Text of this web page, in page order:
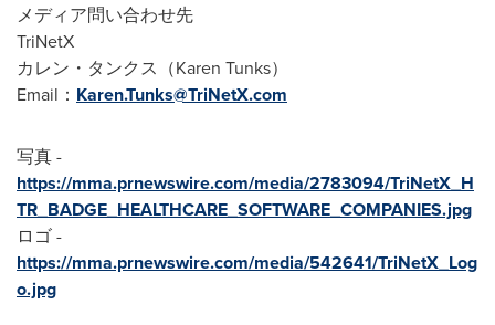
メディア問い合わせ先
TriNetX
カレン・タンクス（Karen Tunks）
Email： Karen.Tunks@TriNetX.com
写真 -
https://mma.prnewswire.com/media/2783094/TriNetX_H
TR_BADGE_HEALTHCARE_SOFTWARE_COMPANIES.jpg
ロゴ -
https://mma.prnewswire.com/media/542641/TriNetX_Log
o.jpg